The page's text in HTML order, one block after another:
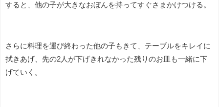
すると、他の子が大きなおぼんを持ってすぐさまかけつける。
さらに料理を運び終わった他の子もきて、テーブルをキレイに
拭きあげ、先の2人が下げきれなかった残りのお皿も一緒に下
げていく。